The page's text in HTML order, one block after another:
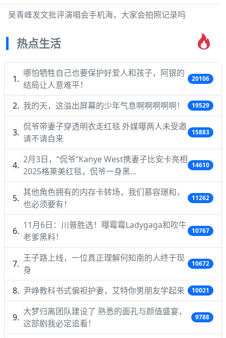
吴青峰发文批评演唱会手机海，大家会拍照记录吗
热点生活
哪怕牺牲自己也要保护好爱人和孩子，阿银的
结局让人意难平！
20106
我的天，这溢出屏幕的少年气息啊啊啊啊啊！ 19529
侃爷带妻子穿透明衣走红毯 外媒曝两人未受邀
请不请自来
15883
2月3日，“侃爷”Kanye West携妻子比安卡亮相
2025格莱美红毯，侃爷一身黑…
14610
其他角色拥有的内存卡转场，我们慕容璟和，
也必须要有！
11262
11月6日：川普胜选！曝霉霉Ladygaga和吹牛
老爹黑料！
10767
王子路上线，一位真正理解何知南的人终于现
身
10672
尹峥教科书式偏袒护妻，艾特你男朋友学起来 10021
大梦归离团队建设了 熟悉的面孔与颜值盛宴，
这部剧我必定追看！
9788